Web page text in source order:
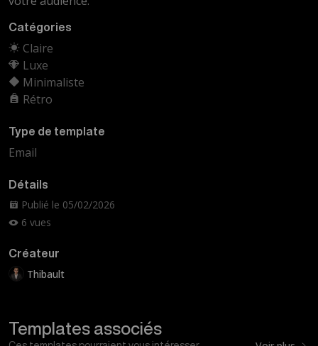
Catégories
Claire
Luxe
Minimaliste
Rétro
Type de template
Email
Détails
Publié le 05/02/2026
6 vues
Créateur
Thibault
Templates associés